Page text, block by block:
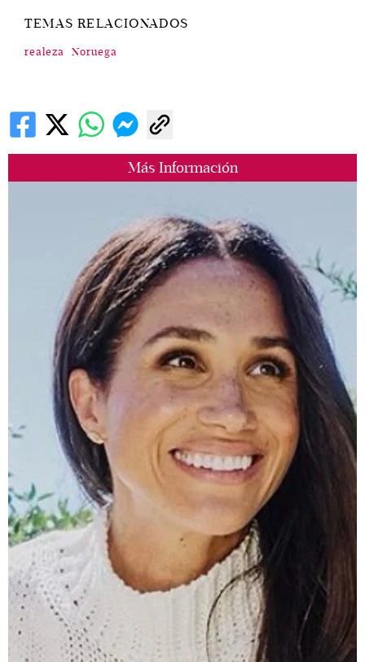
Más Información
TEMAS RELACIONADOS
realeza Noruega